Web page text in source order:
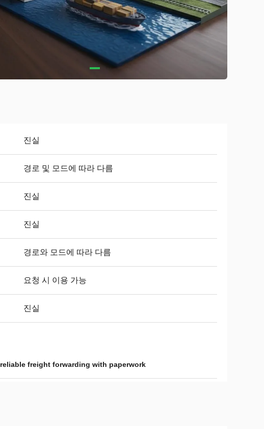
진실
경로 및 모드에 따라 다름
진실
진실
경로와 모드에 따라 다름
요청 시 이용 가능
진실
reliable freight forwarding with paperwork